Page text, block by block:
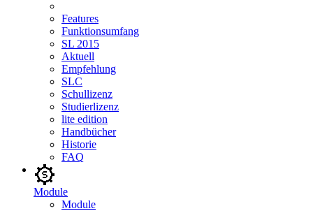
Features
Funktionsumfang
SL 2015
Aktuell
Empfehlung
SLC
Schullizenz
Studierlizenz
lite edition
Handbücher
Historie
FAQ
Module
Module